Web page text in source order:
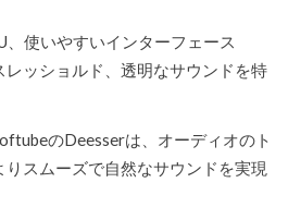
使いやすいインターフェース
レッショルド、透明なサウンドを特
のDeesserは、オーディオのト
スムーズで自然なサウンドを実現